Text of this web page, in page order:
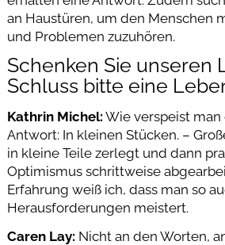
an Haustüren, um den Menschen
und Problemen zuzuhören.
Schenken Sie unseren
Schluss bitte eine
Kathrin Michel: Wie verspeist
Antwort: In kleinen Stücken. –
in kleine Teile zerlegt und dann
Optimismus schrittweise
Erfahrung weiß ich, dass man so
Herausforderungen meistert.
Caren Lay: Nicht an den Worten,